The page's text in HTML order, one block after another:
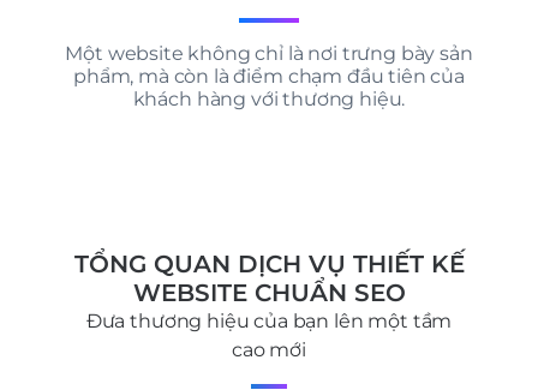
Một website không chỉ là nơi trưng bày sản
phẩm, mà còn là điểm chạm đầu tiên của
khách hàng với thương hiệu.
TỔNG QUAN DỊCH VỤ THIẾT KẾ
WEBSITE CHUẨN SEO
Đưa thương hiệu của bạn lên một tầm
cao mới